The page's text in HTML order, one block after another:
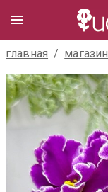
главная / магазин